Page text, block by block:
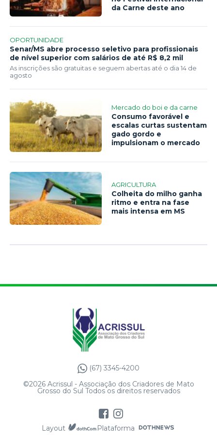
da Carne deste ano
OPORTUNIDADE
Senar/MS abre processo seletivo para profissionais
de nível superior com salários de até R$ 8,2 mil
As inscrições são gratuitas e seguem abertas até o dia 14 de
agosto
Mercado do boi e da carne
Consumo favorável e
escalas curtas sustentam
gado gordo e
impulsionam o mercado
AGRICULTURA
Colheita do milho ganha
ritmo e entra na fase
mais intensa em MS
(67) 3345-4200
©2026 Acrissul - Associação dos Criadores de Mato
Grosso do Sul Todos os direitos reservados
Layout Plataforma